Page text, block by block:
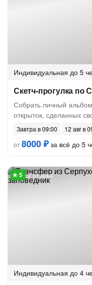
Индивидуальная до 5
Скетч-прогулка по
Собрать личный
открыток, сделанных
Завтра в 09:00
12 авг в
от8000 ₽за всё до 5
2 отзыва
Индивидуальная до 4